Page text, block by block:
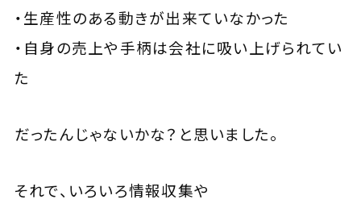
・生産性のある動きが出来ていなかった
・自身の売上や手柄は会社に吸い上げられてい
た
だったんじゃないかな？と思いました。
それで、いろいろ情報収集や